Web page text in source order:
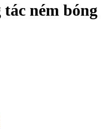
ném bóng